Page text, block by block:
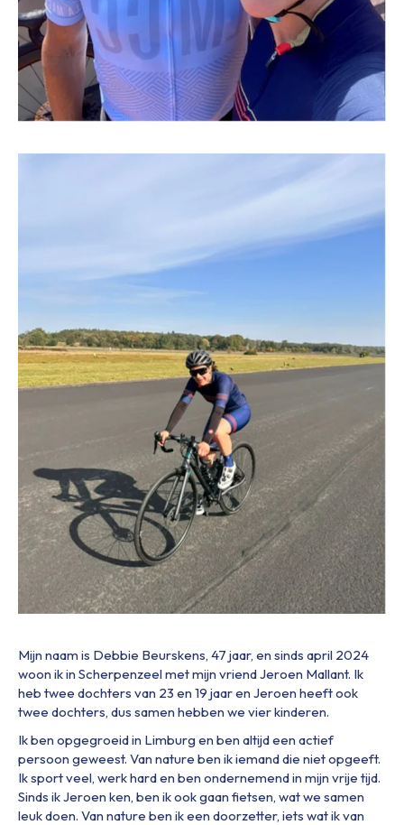
Mijn naam is Debbie Beurskens, 47 jaar, en sinds april 2024
woon ik in Scherpenzeel met mijn vriend Jeroen Mallant. Ik
heb twee dochters van 23 en 19 jaar en Jeroen heeft ook
twee dochters, dus samen hebben we vier kinderen.
Ik ben opgegroeid in Limburg en ben altijd een actief
persoon geweest. Van nature ben ik iemand die niet opgeeft.
Ik sport veel, werk hard en ben ondernemend in mijn vrije tijd.
Sinds ik Jeroen ken, ben ik ook gaan fietsen, wat we samen
leuk doen. Van nature ben ik een doorzetter, iets wat ik van